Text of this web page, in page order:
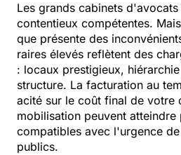
Les grands cabinets
contentieux compétentes.
que présente des
raires élevés reflètent des
: locaux prestigieux,
structure. La facturation au
acité sur le coût final de votre
mobilisation peuvent atteindre
compatibles avec l'urgence
publics.